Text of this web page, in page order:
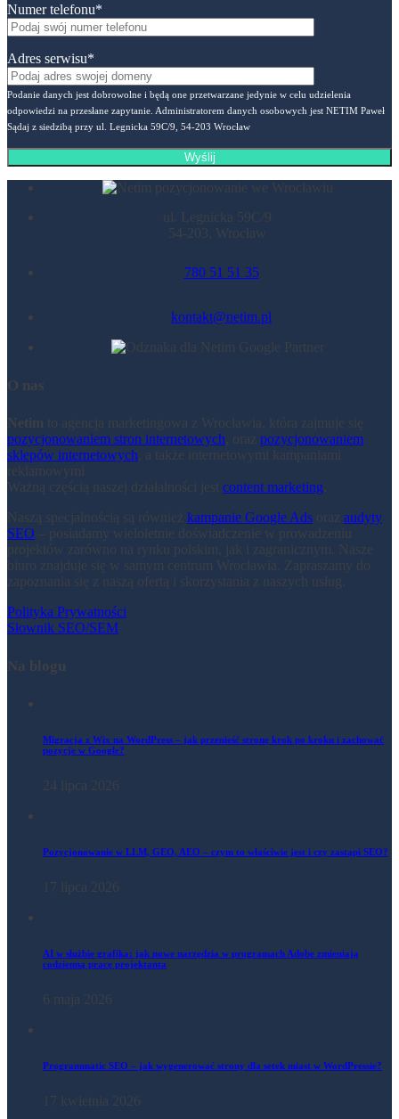
Numer telefonu*
Adres serwisu*
Podanie danych jest dobrowolne i będą one przetwarzane jedynie w celu udzielenia
odpowiedzi na przesłane zapytanie. Administratorem danych osobowych jest NETIM Paweł
Sądaj z siedzibą przy ul. Legnicka 59C/9, 54-203 Wrocław
ul. Legnicka 59C/9
54-203, Wrocław
780 51 51 35
kontakt@netim.pl
O nas
Netim to agencja marketingowa z Wrocławia, która zajmuje się
pozycjonowaniem stron internetowych , oraz pozycjonowaniem
sklepów internetowych , a także internetowymi kampaniami
reklamowymi
Ważną częścią naszej działalności jest content marketing
Naszą specjalnością są również kampanie Google Ads oraz audyty
SEO – posiadamy wieloletnie doświadczenie w prowadzeniu
projektów zarówno na rynku polskim, jak i zagranicznym. Nasze
biuro znajduje się w samym centrum Wrocławia. Zapraszamy do
zapoznania się z naszą ofertą i skorzystania z naszych usług.
Polityka Prywatności
Słownik SEO/SEM
Na blogu
Migracja z Wix na WordPress – jak przenieść stronę krok po kroku i zachować
pozycje w Google?
24 lipca 2026
Pozycjonowanie w LLM, GEO, AEO – czym to właściwie jest i czy zastąpi SEO?
17 lipca 2026
AI w służbie grafika: jak nowe narzędzia w programach Adobe zmieniają
codzienną pracę projektanta
6 maja 2026
Programmatic SEO – jak wygenerować strony dla setek miast w WordPressie?
17 kwietnia 2026